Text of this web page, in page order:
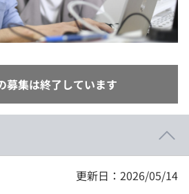
募集は終了しています
更新日：2026/05/14